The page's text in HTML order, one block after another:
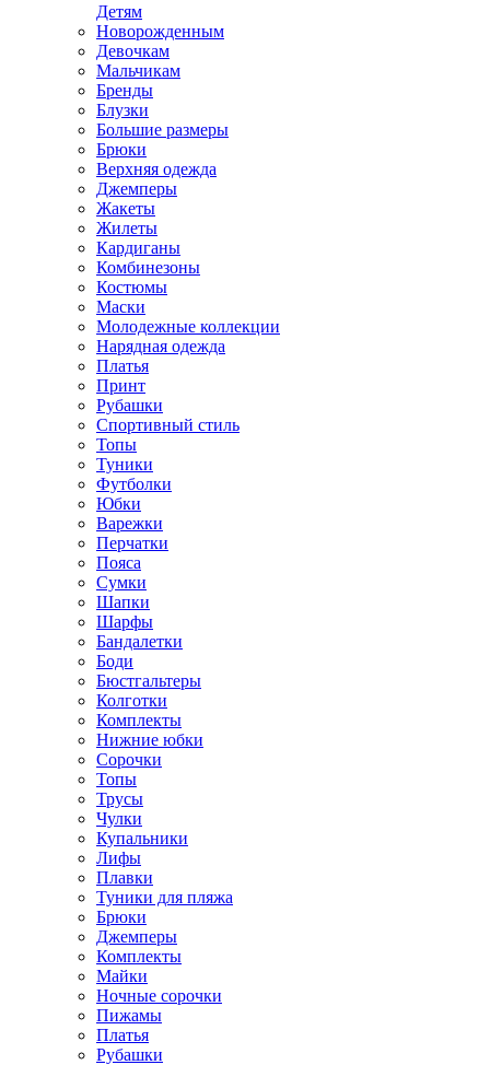
Детям
Новорожденным
Девочкам
Мальчикам
Бренды
Блузки
Большие размеры
Брюки
Верхняя одежда
Джемперы
Жакеты
Жилеты
Кардиганы
Комбинезоны
Костюмы
Маски
Молодежные коллекции
Нарядная одежда
Платья
Принт
Рубашки
Спортивный стиль
Топы
Туники
Футболки
Юбки
Варежки
Перчатки
Пояса
Сумки
Шапки
Шарфы
Бандалетки
Боди
Бюстгальтеры
Колготки
Комплекты
Нижние юбки
Сорочки
Топы
Трусы
Чулки
Купальники
Лифы
Плавки
Туники для пляжа
Брюки
Джемперы
Комплекты
Майки
Ночные сорочки
Пижамы
Платья
Рубашки